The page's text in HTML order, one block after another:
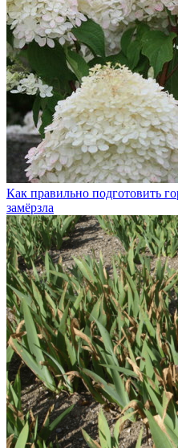
Как правильно подготовить
замёрзла